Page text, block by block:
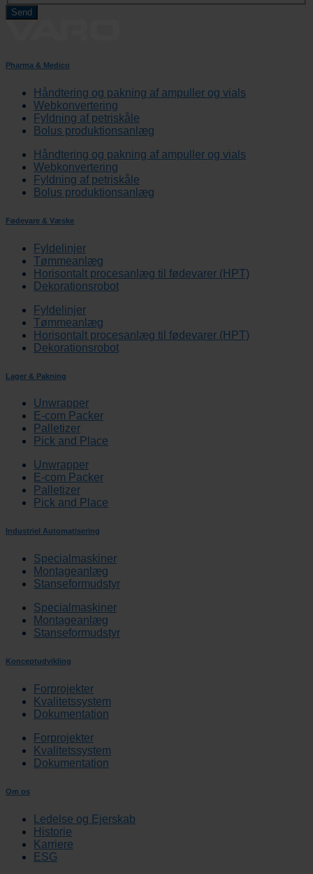
Pharma & Medico
Håndtering og pakning af ampuller og vials
Webkonvertering
Fyldning af petriskåle
Bolus produktionsanlæg
Håndtering og pakning af ampuller og vials
Webkonvertering
Fyldning af petriskåle
Bolus produktionsanlæg
Fødevare & Væske
Fyldelinjer
Tømmeanlæg
Horisontalt procesanlæg til fødevarer (HPT)
Dekorationsrobot
Fyldelinjer
Tømmeanlæg
Horisontalt procesanlæg til fødevarer (HPT)
Dekorationsrobot
Lager & Pakning
Unwrapper
E-com Packer
Palletizer
Pick and Place
Unwrapper
E-com Packer
Palletizer
Pick and Place
Industriel Automatisering
Specialmaskiner
Montageanlæg
Stanseformudstyr
Specialmaskiner
Montageanlæg
Stanseformudstyr
Konceptudvikling
Forprojekter
Kvalitetssystem
Dokumentation
Forprojekter
Kvalitetssystem
Dokumentation
Om os
Ledelse og Ejerskab
Historie
Karriere
ESG